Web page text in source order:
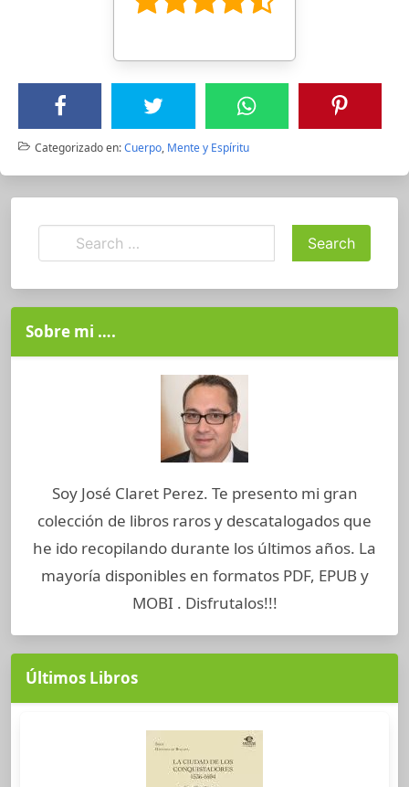
Categorizado en:Cuerpo, Mente y Espíritu
Sobre mi ….
Soy José Claret Perez. Te presento mi gran
colección de libros raros y descatalogados que
he ido recopilando durante los últimos años. La
mayoría disponibles en formatos PDF, EPUB y
MOBI . Disfrutalos!!!
Últimos Libros